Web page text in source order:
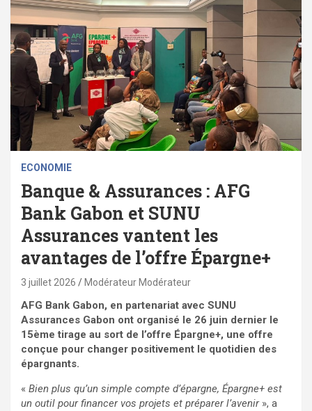
ECONOMIE
Banque & Assurances : AFG
Bank Gabon et SUNU
Assurances vantent les
avantages de l’offre Épargne+
3 juillet 2026 Modérateur Modérateur
AFG Bank Gabon, en partenariat avec SUNU
Assurances Gabon ont organisé le 26 juin dernier le
15ème tirage au sort de l’offre Épargne+, une offre
conçue pour changer positivement le quotidien des
épargnants.
« Bien plus qu’un simple compte d’épargne, Épargne+ est
un outil pour financer vos projets et préparer l’avenir», a